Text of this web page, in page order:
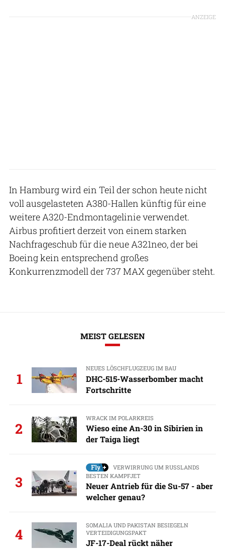
ANZEIGE
In Hamburg wird ein Teil der schon heute nicht
voll ausgelasteten A380-Hallen künftig für eine
weitere A320-Endmontagelinie verwendet.
Airbus profitiert derzeit von einem starken
Nachfrageschub für die neue A321neo, der bei
Boeing kein entsprechend großes
Konkurrenzmodell der 737 MAX gegenüber steht.
MEIST GELESEN
1
NEUES LÖSCHFLUGZEUG IM BAU
DHC-515-Wasserbomber macht
Fortschritte
2
WRACK IM POLARKREIS
Wieso eine An-30 in Sibirien in
der Taiga liegt
3
VERWIRRUNG UM RUSSLANDS
BESTEN KAMPFJET
Neuer Antrieb für die Su-57 - aber
welcher genau?
4
SOMALIA UND PAKISTAN BESIEGELN
VERTEIDIGUNGSPAKT
JF-17-Deal rückt näher